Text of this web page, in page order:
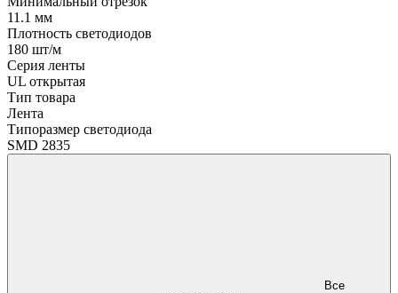
11.1 мм
Плотность светодиодов
180 шт/м
Серия ленты
UL открытая
Тип товара
Лента
Типоразмер светодиода
SMD 2835